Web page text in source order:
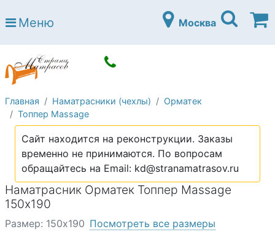
Страна матрасов
Open submenu (Матрасы)
Open submenu (Кровати)
Кровати
Open submenu (Аксессуары)
Open submenu (Диваны)
Диваны
Open submenu (Постельное белье)
Постельное белье
Open submenu (Мебель)
Мебель
Open submenu (Основания)
Основания
Open submenu (Детские матрасы)
Детские матрасы
Open submenu (Детские кровати)
Детские кровати
Меню Москва
Главная Наматрасники (чехлы)
Орматек
Топпер Massage
Сайт находится на реконструкции. Заказы
временно не принимаются. По вопросам
обращайтесь на Email: kd@stranamatrasov.ru
Наматрасник Орматек Топпер Massage
150х190
Размер: 150х190 Посмотреть все размеры